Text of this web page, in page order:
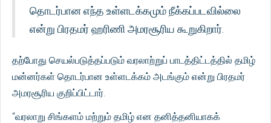
தொடர்பான எந்த உள்ளடக்கமும் நீக்கப்படவில்லை
என்று பிரதமர் ஹரிணி அமரசூரிய கூறுகிறார்.
தற்போது செயல்படுத்தப்படும் வரலாற்றுப் பாடத்திட்டத்தில் தமிழ்
மன்னர்கள் தொடர்பான உள்ளடக்கம் அடங்கும் என்று பிரதமர்
அமரசூரிய குறிப்பிட்டார்.
“வரலாறு சிங்களம் மற்றும் தமிழ் என தனித்தனியாகக்